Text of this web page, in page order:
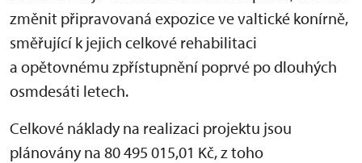
změnit připravovaná expozice ve valtické konírně,
směřující k jejich celkové rehabilitaci
a opětovnému zpřístupnění poprvé po dlouhých
osmdesáti letech.
Celkové náklady na realizaci projektu jsou
plánovány na 80 495 015,01 Kč, z toho